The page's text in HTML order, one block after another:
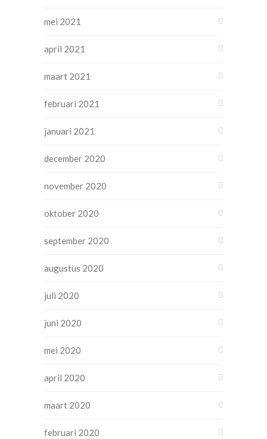
mei 2021
april 2021
maart 2021
februari 2021
januari 2021
december 2020
november 2020
oktober 2020
september 2020
augustus 2020
juli 2020
juni 2020
mei 2020
april 2020
maart 2020
februari 2020